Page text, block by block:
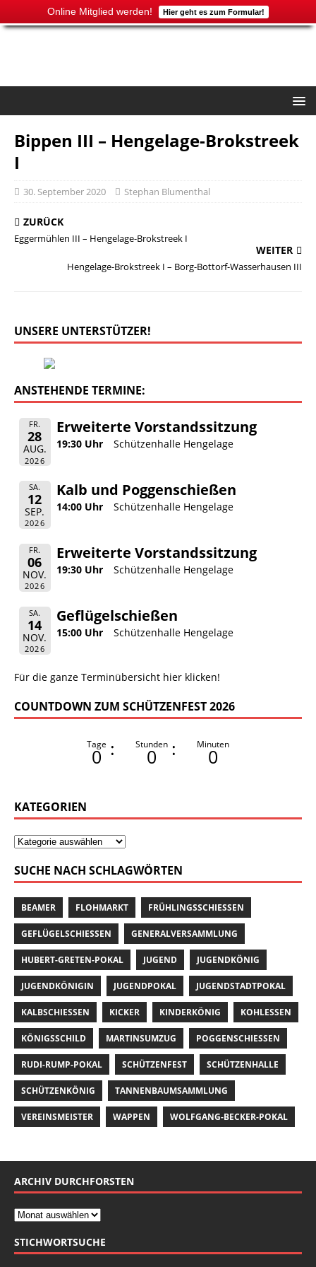
Online Mitglied werden! Hier geht es zum Formular!
Bippen III – Hengelage-Brokstreek
I
30. September 2020 Stephan Blumenthal
ZURÜCK
Eggermühlen III – Hengelage-Brokstreek I
WEITER
Hengelage-Brokstreek I – Borg-Bottorf-Wasserhausen III
UNSERE UNTERSTÜTZER!
ANSTEHENDE TERMINE:
FR.
28
AUG.
2026
Erweiterte Vorstandssitzung
19:30 Uhr Schützenhalle Hengelage
SA.
12
SEP.
2026
Kalb und Poggenschießen
14:00 Uhr Schützenhalle Hengelage
FR.
06
NOV.
2026
Erweiterte Vorstandssitzung
19:30 Uhr Schützenhalle Hengelage
SA.
14
NOV.
2026
Geflügelschießen
15:00 Uhr Schützenhalle Hengelage
Für die ganze Terminübersicht hier klicken!
COUNTDOWN ZUM SCHÜTZENFEST 2026
Tage
0 : Stunden
0 : Minuten
0
KATEGORIEN
SUCHE NACH SCHLAGWÖRTEN
BEAMER FLOHMARKT FRÜHLINGSSCHIESSEN
GEFLÜGELSCHIESSEN GENERALVERSAMMLUNG
HUBERT-GRETEN-POKAL JUGEND JUGENDKÖNIG
JUGENDKÖNIGIN JUGENDPOKAL JUGENDSTADTPOKAL
KALBSCHIESSEN KICKER KINDERKÖNIG KOHLESSEN
KÖNIGSSCHILD MARTINSUMZUG POGGENSCHIESSEN
RUDI-RUMP-POKAL SCHÜTZENFEST SCHÜTZENHALLE
SCHÜTZENKÖNIG TANNENBAUMSAMMLUNG
VEREINSMEISTER WAPPEN WOLFGANG-BECKER-POKAL
ARCHIV DURCHFORSTEN
STICHWORTSUCHE